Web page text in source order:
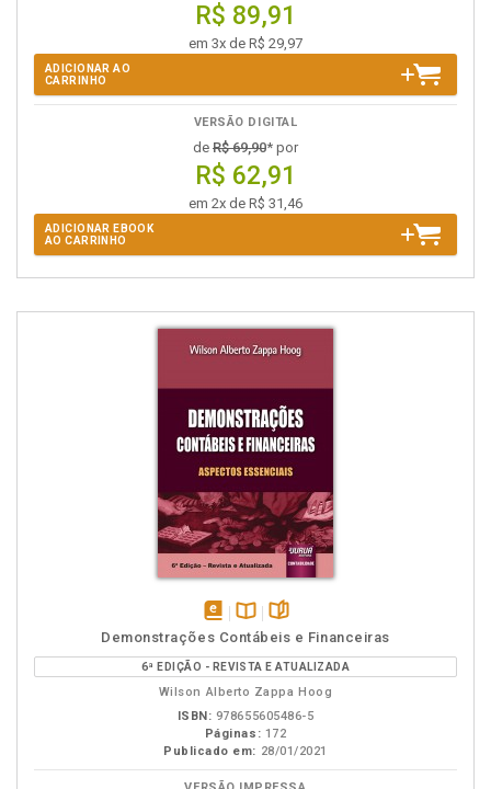
R$ 89,91
em 3x de R$ 29,97
ADICIONAR AO
CARRINHO
VERSÃO DIGITAL
de R$ 69,90* por
R$ 62,91
em 2x de R$ 31,46
ADICIONAR EBOOK
AO CARRINHO
disponível
em
eBook
Disponível
na
B.V.
páginas
Demonstrações Contábeis e Financeiras
6ª EDIÇÃO - REVISTA E ATUALIZADA
Wilson Alberto Zappa Hoog
ISBN: 978655605486-5
Páginas: 172
Publicado em: 28/01/2021